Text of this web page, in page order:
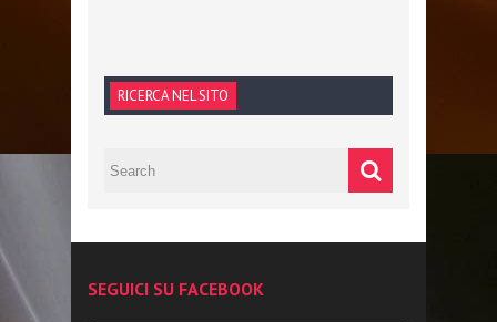
RICERCA NEL SITO
SEGUICI SU FACEBOOK